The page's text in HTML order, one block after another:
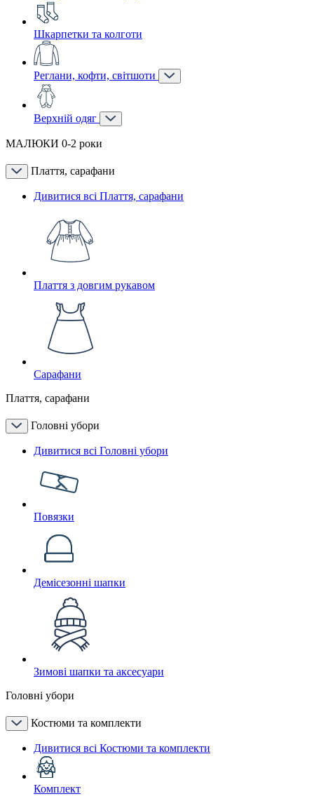
Шкарпетки та колготи
Реглани, кофти, світшоти
Верхній одяг
МАЛЮКИ 0-2 роки
Плаття, сарафани
Дивитися всі Плаття, сарафани
Плаття з довгим рукавом
Сарафани
Плаття, сарафани
Головні убори
Дивитися всі Головні убори
Повязки
Демісезонні шапки
Зимові шапки та аксесуари
Головні убори
Костюми та комплекти
Дивитися всі Костюми та комплекти
Комплект